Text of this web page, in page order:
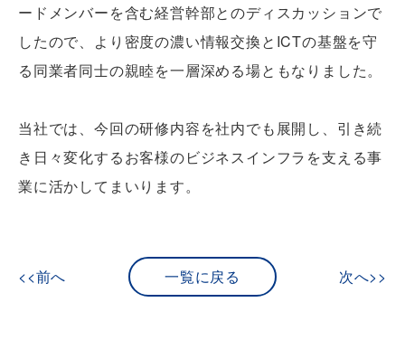
ードメンバーを含む経営幹部とのディスカッションで
したので、より密度の濃い情報交換とICTの基盤を守
る同業者同士の親睦を一層深める場ともなりました。
当社では、今回の研修内容を社内でも展開し、引き続
き日々変化するお客様のビジネスインフラを支える事
業に活かしてまいります。
<<前へ 一覧に戻る 次へ>>